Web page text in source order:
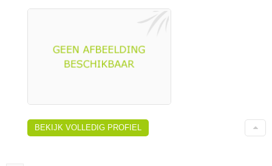
BEKIJK VOLLEDIG PROFIEL